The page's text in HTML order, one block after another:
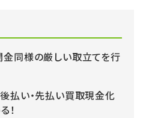
同様の厳しい取立てを行
払い・先払い買取現金化
！